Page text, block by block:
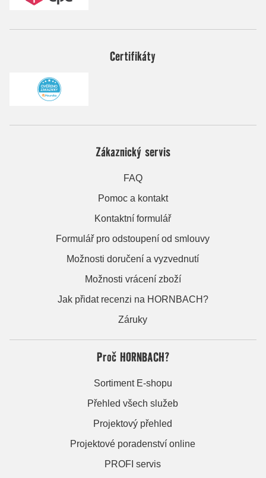
Certifikáty
Zákaznický servis
FAQ
Pomoc a kontakt
Kontaktní formulář
Formulář pro odstoupení od smlouvy
Možnosti doručení a vyzvednutí
Možnosti vrácení zboží
Jak přidat recenzi na HORNBACH?
Záruky
Proč HORNBACH?
Sortiment E-shopu
Přehled všech služeb
Projektový přehled
Projektové poradenství online
PROFI servis